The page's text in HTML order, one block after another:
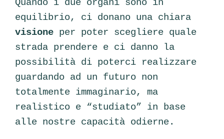
Quando i due organi sono in
equilibrio, ci donano una chiara
visione per poter scegliere quale
strada prendere e ci danno la
possibilità di poterci realizzare
guardando ad un futuro non
totalmente immaginario, ma
realistico e “studiato” in base
alle nostre capacità odierne.